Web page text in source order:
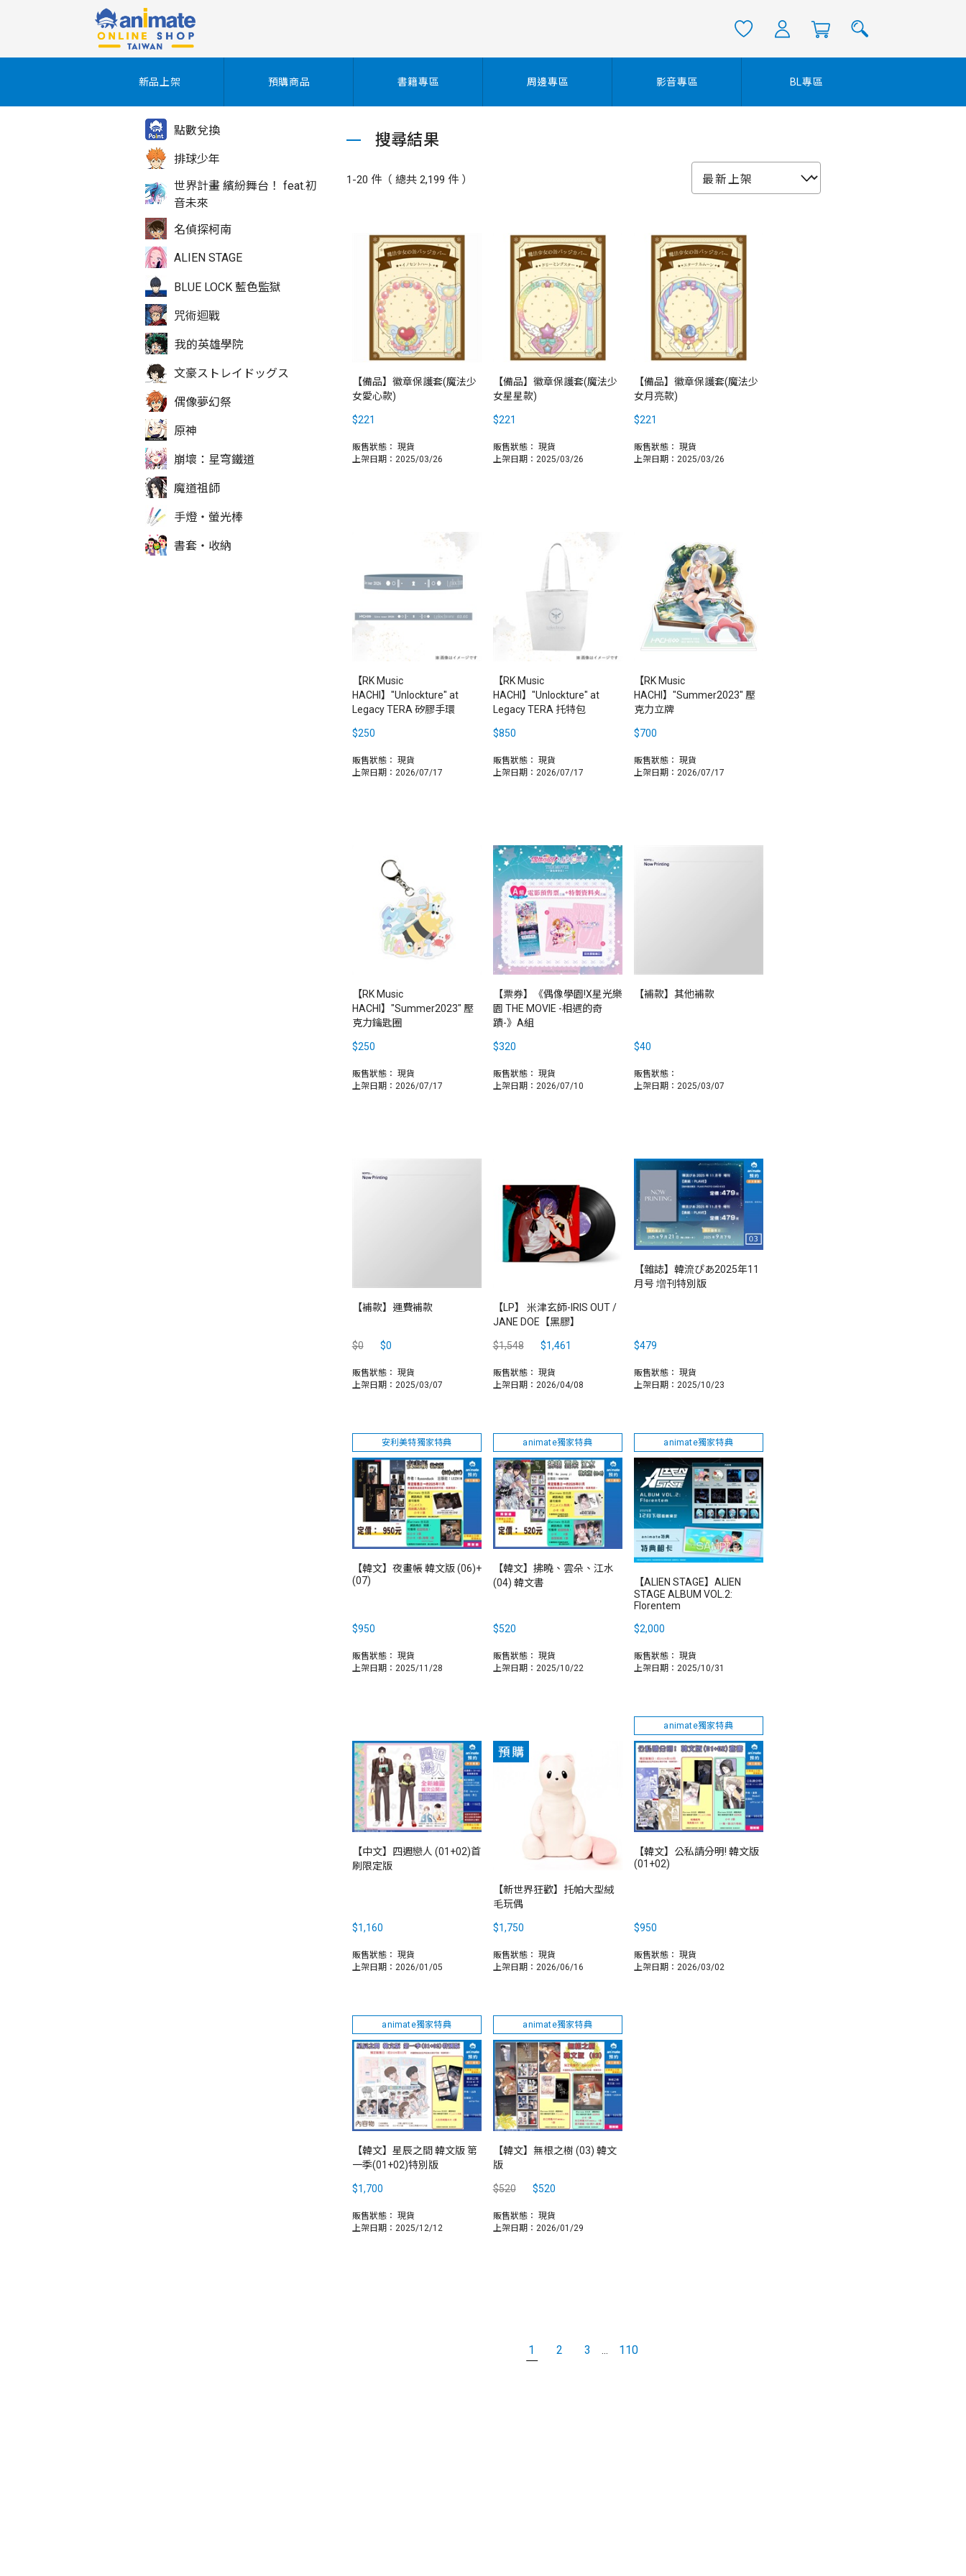
點數兌換
排球少年
世界計畫 繽紛舞台！ feat.初
音未來
名偵探柯南
ALIEN STAGE
BLUE LOCK 藍色監獄
咒術迴戰
我的英雄學院
文豪ストレイドッグス
偶像夢幻祭
原神
崩壞：星穹鐵道
魔道祖師
手燈‧螢光棒
書套‧收納
新品上架 預購商品 書籍專區 周邊專區 影音專區 BL專區
搜尋結果
1-20 件（ 總共 2,199 件 ）
【備品】徽章保護套(魔法少
女愛心款)
$221
販售狀態： 現貨
上架日期：2025/03/26
【備品】徽章保護套(魔法少
女星星款)
$221
販售狀態： 現貨
上架日期：2025/03/26
【備品】徽章保護套(魔法少
女月亮款)
$221
販售狀態： 現貨
上架日期：2025/03/26
【RK Music
HACHI】"Unlockture" at
Legacy TERA 矽膠手環
$250
販售狀態： 現貨
上架日期：2026/07/17
【RK Music
HACHI】"Unlockture" at
Legacy TERA 托特包
$850
販售狀態： 現貨
上架日期：2026/07/17
【RK Music
HACHI】"Summer2023" 壓
克力立牌
$700
販售狀態： 現貨
上架日期：2026/07/17
【RK Music
HACHI】"Summer2023" 壓
克力鑰匙圈
$250
販售狀態： 現貨
上架日期：2026/07/17
【票券】《偶像學園!X星光樂
園 THE MOVIE -相遇的奇
蹟-》A組
$320
販售狀態： 現貨
上架日期：2026/07/10
【補款】其他補款
$40
販售狀態：
上架日期：2025/03/07
【補款】運費補款
$0 $0
販售狀態： 現貨
上架日期：2025/03/07
【LP】 米津玄師-IRIS OUT /
JANE DOE【黑膠】
$1,548 $1,461
販售狀態： 現貨
上架日期：2026/04/08
【雜誌】韓流ぴあ2025年11
月号 増刊特別版
$479
販售狀態： 現貨
上架日期：2025/10/23
安利美特獨家特典
【韓文】夜畫帳 韓文版 (06)+
(07)
$950
販售狀態： 現貨
上架日期：2025/11/28
animate獨家特典
【韓文】拂曉、雲朵、江水
(04) 韓文書
$520
販售狀態： 現貨
上架日期：2025/10/22
animate獨家特典
【ALIEN STAGE】ALIEN
STAGE ALBUM VOL.2:
Florentem
$2,000
販售狀態： 現貨
上架日期：2025/10/31
【中文】四週戀人 (01+02)首
刷限定版
$1,160
販售狀態： 現貨
上架日期：2026/01/05
【新世界狂歡】托帕大型絨
毛玩偶
$1,750
販售狀態： 現貨
上架日期：2026/06/16
animate獨家特典
【韓文】公私請分明! 韓文版
(01+02)
$950
販售狀態： 現貨
上架日期：2026/03/02
animate獨家特典
【韓文】星辰之間 韓文版 第
一季(01+02)特別版
$1,700
販售狀態： 現貨
上架日期：2025/12/12
animate獨家特典
【韓文】無根之樹 (03) 韓文
版
$520 $520
販售狀態： 現貨
上架日期：2026/01/29
1 2 3 ... 110